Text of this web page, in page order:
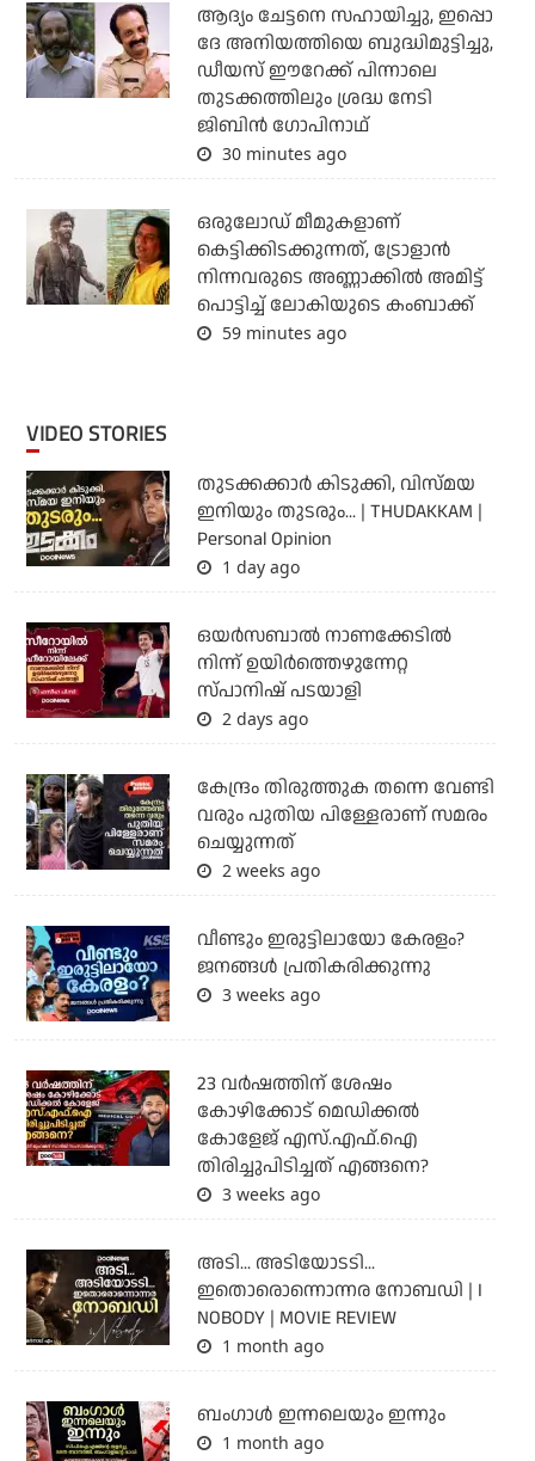
ആദ്യം ചേട്ടനെ സഹായിച്ചു, ഇപ്പൊ
ദേ അനിയത്തിയെ ബുദ്ധിമുട്ടിച്ചു,
ഡീയസ് ഈറേക്ക് പിന്നാലെ
തുടക്കത്തിലും ശ്രദ്ധ നേടി
ജിബിന്‍ ഗോപിനാഥ്
30 minutes ago
ഒരുലോഡ് മീമുകളാണ്
കെട്ടിക്കിടക്കുന്നത്, ട്രോളാന്‍
നിന്നവരുടെ അണ്ണാക്കില്‍ അമിട്ട്
പൊട്ടിച്ച് ലോകിയുടെ കംബാക്ക്
59 minutes ago
VIDEO STORIES
തുടക്കക്കാര്‍ കിടുക്കി, വിസ്മയ
ഇനിയും തുടരും... | THUDAKKAM |
Personal Opinion
1 day ago
ഒയര്‍സബാൽ നാണക്കേടിൽ
നിന്ന് ഉയിർത്തെഴുന്നേറ്റ
സ്പാനിഷ് പടയാളി
2 days ago
കേന്ദ്രം തിരുത്തുക തന്നെ വേണ്ടി
വരും പുതിയ പിള്ളേരാണ് സമരം
ചെയ്യുന്നത്
2 weeks ago
വീണ്ടും ഇരുട്ടിലായോ കേരളം?
ജനങ്ങൾ പ്രതികരിക്കുന്നു
3 weeks ago
23 വർഷത്തിന് ശേഷം
കോഴിക്കോട് മെഡിക്കൽ
കോളേജ് എസ്.എഫ്.ഐ
തിരിച്ചുപിടിച്ചത് എങ്ങനെ?
3 weeks ago
അടി... അടിയോടടി...
ഇതൊരൊന്നൊന്നര നോബഡി | I
NOBODY | MOVIE REVIEW
1 month ago
ബംഗാള്‍ ഇന്നലെയും ഇന്നും
1 month ago